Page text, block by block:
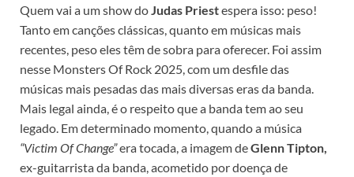
Quem vai a um show doJudas Priestespera isso: peso!
Tanto em canções clássicas, quanto em músicas mais
recentes, peso eles têm de sobra para oferecer. Foi assim
nesse Monsters Of Rock 2025, com um desfile das
músicas mais pesadas das mais diversas eras da banda.
Mais legal ainda, é o respeito que a banda tem ao seu
legado. Em determinado momento, quando a música
“Victim Of Change”era tocada, a imagem deGlenn Tipton,
ex-guitarrista da banda, acometido por doença de